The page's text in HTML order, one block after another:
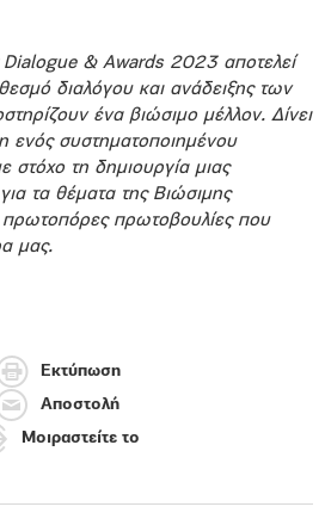
& Awards 2023 αποτελεί
διαλόγου και ανάδειξης των
ένα βιώσιμο μέλλον. Δίνει
συστηματοποιημένου
στόχο τη δημιουργία μιας
τα θέματα της Βιώσιμης
πρωτοπόρες πρωτοβουλίες που
μας.
Εκτύπωση
Αποστολή
Μοιραστείτε το